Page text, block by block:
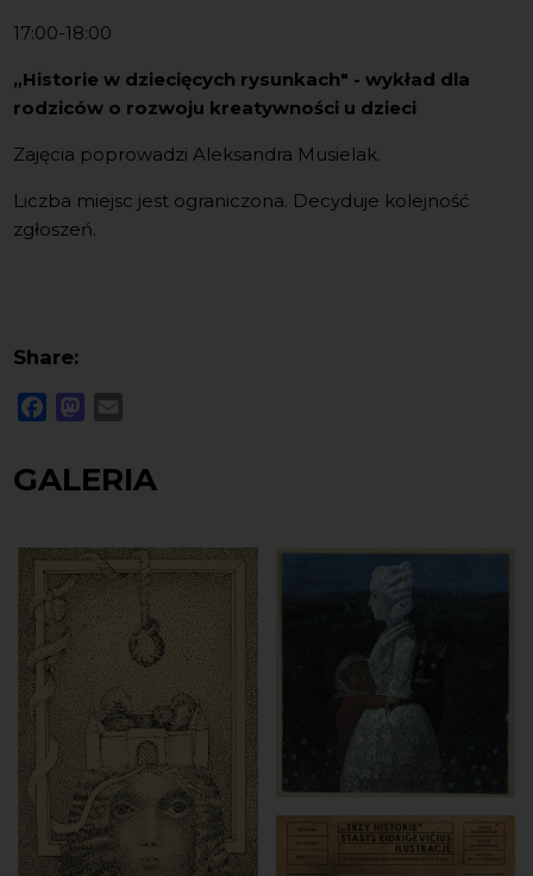
17:00-18:00
„Historie w dziecięcych rysunkach" - wykład dla
rodziców o rozwoju kreatywności u dzieci
Zajęcia poprowadzi Aleksandra Musielak.
Liczba miejsc jest ograniczona. Decyduje kolejność
zgłoszeń.
Share:
FacebookMastodon
GALERIA